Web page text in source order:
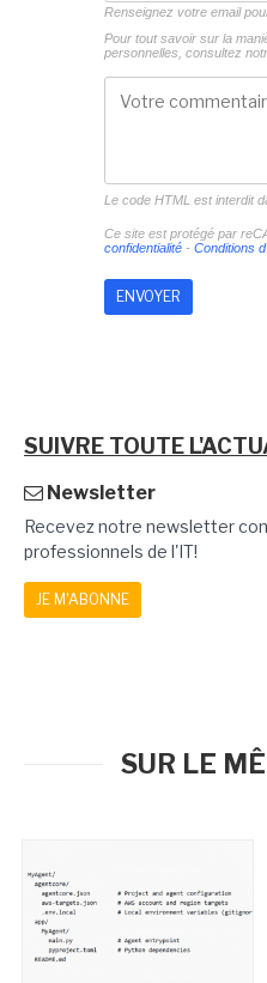
Renseignez votre email
Pour tout savoir sur la
personnelles, consultez
Le code HTML est interdit
Ce site est protégé par
confidentialité- Conditions
SUIVRE TOUTE
Newsletter
Recevez notre newsletter
professionnels de l'IT!
JE M'ABONNE
SUR LE